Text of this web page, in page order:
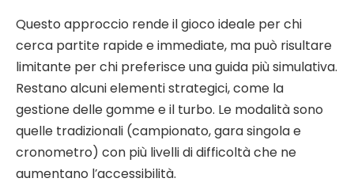
Questo approccio rende il gioco ideale per chi
cerca partite rapide e immediate, ma può risultare
limitante per chi preferisce una guida più simulativa.
Restano alcuni elementi strategici, come la
gestione delle gomme e il turbo. Le modalità sono
quelle tradizionali (campionato, gara singola e
cronometro) con più livelli di difficoltà che ne
aumentano l’accessibilità.